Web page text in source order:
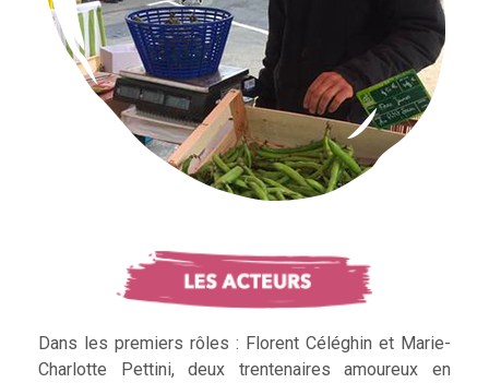
Dans les premiers rôles : Florent Céléghin et Marie-
Charlotte Pettini, deux trentenaires amoureux en